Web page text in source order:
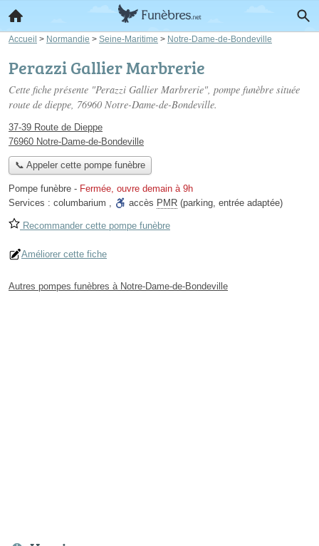
Accueil > Normandie > Seine-Maritime > Notre-Dame-de-Bondeville
Perazzi Gallier Marbrerie
Cette fiche présente "Perazzi Gallier Marbrerie", pompe funèbre située
route de dieppe, 76960 Notre-Dame-de-Bondeville.
37-39 Route de Dieppe
76960 Notre-Dame-de-Bondeville
📞 Appeler cette pompe funèbre
Pompe funèbre - Fermée, ouvre demain à 9h
Services : columbarium , accès PMR (parking, entrée adaptée)
Recommander cette pompe funèbre
Améliorer cette fiche
Autres pompes funèbres à Notre-Dame-de-Bondeville